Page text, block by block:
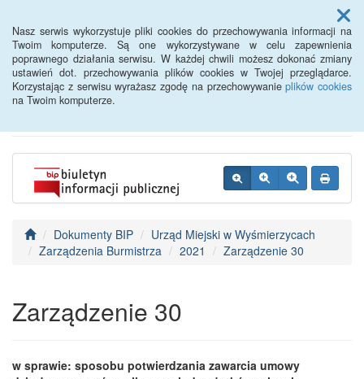
Nasz serwis wykorzystuje pliki cookies do przechowywania informacji na
Twoim komputerze. Są one wykorzystywane w celu zapewnienia
poprawnego działania serwisu. W każdej chwili możesz dokonać zmiany
ustawień dot. przechowywania plików cookies w Twojej przeglądarce.
Korzystając z serwisu wyrażasz zgodę na przechowywanieplików cookies
na Twoim komputerze.
Menu
BIP - Urząd Miejski
Wyśmierzyce
Dokumenty BIP
Urząd Miejski w Wyśmierzycach
Zarządzenia Burmistrza
2021 Zarządzenie 30
Zarządzenie 30
w sprawie: sposobu potwierdzania zawarcia umowy